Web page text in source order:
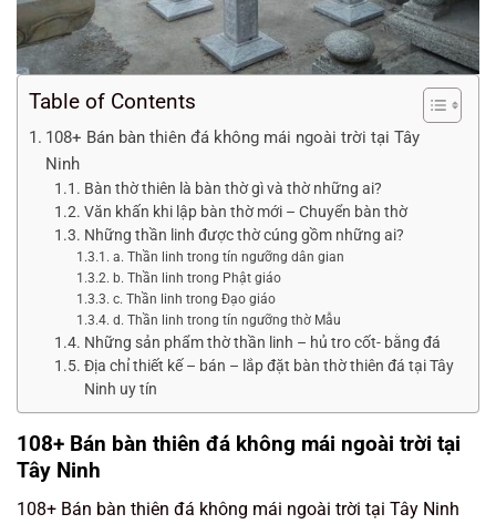
Table of Contents
108+ Bán bàn thiên đá không mái ngoài trời tại Tây
Ninh
Bàn thờ thiên là bàn thờ gì và thờ những ai?
Văn khấn khi lập bàn thờ mới – Chuyển bàn thờ
Những thần linh được thờ cúng gồm những ai?
a. Thần linh trong tín ngưỡng dân gian
b. Thần linh trong Phật giáo
c. Thần linh trong Đạo giáo
d. Thần linh trong tín ngưỡng thờ Mẫu
Những sản phẩm thờ thần linh – hủ tro cốt- bằng đá
Địa chỉ thiết kế – bán – lắp đặt bàn thờ thiên đá tại Tây
Ninh uy tín
108+ Bán bàn thiên đá không mái ngoài trời tại
Tây Ninh
108+ Bán bàn thiên đá không mái ngoài trời tại Tây Ninh